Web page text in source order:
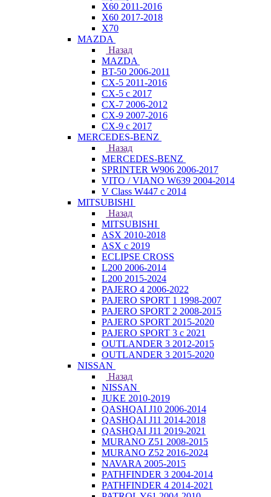
X60 2011-2016
X60 2017-2018
X70
MAZDA
Назад
MAZDA
BT-50 2006-2011
CX-5 2011-2016
CX-5 с 2017
CX-7 2006-2012
CX-9 2007-2016
CX-9 с 2017
MERCEDES-BENZ
Назад
MERCEDES-BENZ
SPRINTER W906 2006-2017
VITO / VIANO W639 2004-2014
V Class W447 с 2014
MITSUBISHI
Назад
MITSUBISHI
ASX 2010-2018
ASX с 2019
ECLIPSE CROSS
L200 2006-2014
L200 2015-2024
PAJERO 4 2006-2022
PAJERO SPORT 1 1998-2007
PAJERO SPORT 2 2008-2015
PAJERO SPORT 2015-2020
PAJERO SPORT 3 с 2021
OUTLANDER 3 2012-2015
OUTLANDER 3 2015-2020
NISSAN
Назад
NISSAN
JUKE 2010-2019
QASHQAI J10 2006-2014
QASHQAI J11 2014-2018
QASHQAI J11 2019-2021
MURANO Z51 2008-2015
MURANO Z52 2016-2024
NAVARA 2005-2015
PATHFINDER 3 2004-2014
PATHFINDER 4 2014-2021